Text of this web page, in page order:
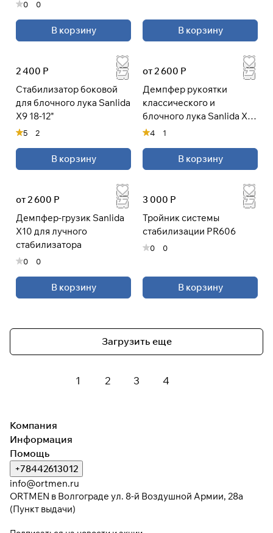
0 0
В корзину В корзину
2 400 Р
Стабилизатор боковой
для блочного лука Sanlida
X9 18-12"
5 2
В корзину
от 2 600 Р
Демпфер рукоятки
классического и
блочного лука Sanlida X10
5"4 1
В корзину
от 2 600 Р
Демпфер-грузик Sanlida
X10 для лучного
стабилизатора
0 0
В корзину
3 000 Р
Тройник системы
стабилизации PR606
0 0
В корзину
Загрузить еще
1 2 3 4
Компания
Информация
Помощь
+78442613012
info@ortmen.ru
ORTMEN в Волгограде ул. 8-й Воздушной Армии, 28а
(Пункт выдачи)